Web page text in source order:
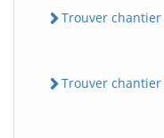
Trouver chantier
Trouver chantier